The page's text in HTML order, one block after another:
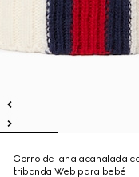
Gorro de lana acanalada
tribanda Web para bebé